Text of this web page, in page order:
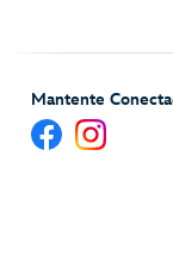
Mantente